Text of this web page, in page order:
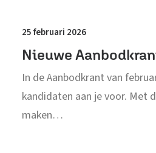
25 februari 2026
Nieuwe
In de Aanbodkrant van
kandidaten aan je voor. Met
maken…